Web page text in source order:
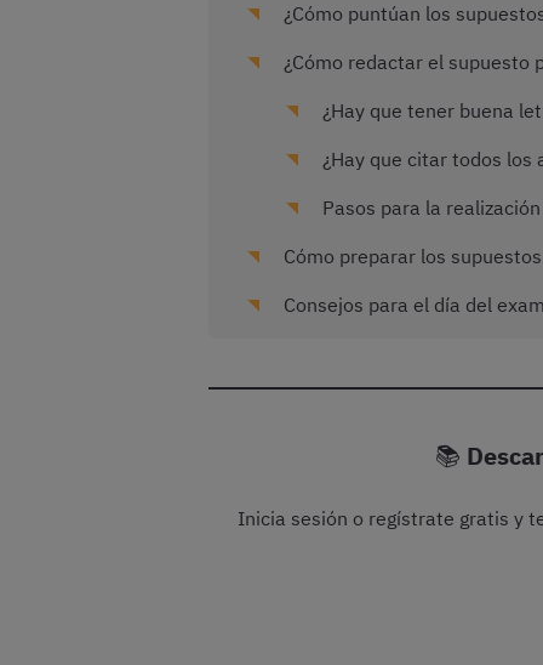
¿Cómo puntúan los
¿Cómo redactar el supuesto
¿Hay que tener buena
¿Hay que citar todos los
Pasos para la
Cómo preparar los
Consejos para el día del
📚
Inicia sesión o regístrate gratis y